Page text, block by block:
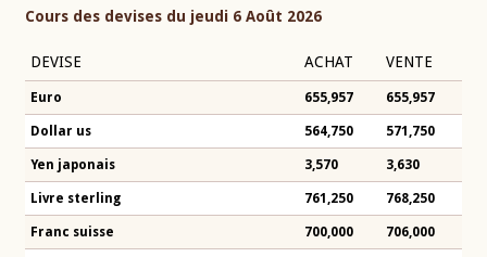
Cours des devises du jeudi 6 Août 2026
DEVISE ACHAT VENTE
Euro 655,957 655,957
Dollar us 564,750 571,750
Yen japonais 3,570 3,630
Livre sterling 761,250 768,250
Franc suisse 700,000 706,000